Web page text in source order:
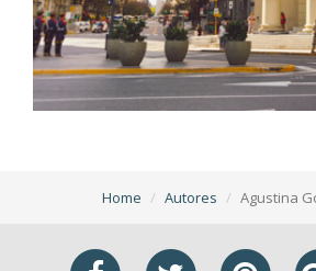
Home Autores Agustina